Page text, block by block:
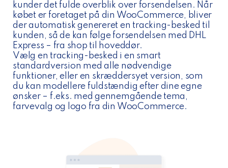
kunder det fulde overblik over forsendelsen. Når
købet er foretaget på din WooCommerce, bliver
der automatisk genereret en tracking-besked til
kunden, så de kan følge forsendelsen med DHL
Express – fra shop til hoveddør.
Vælg en tracking-besked i en smart
standardversion med alle nødvendige
funktioner, eller en skræddersyet version, som
du kan modellere fuldstændig efter dine egne
ønsker – f.eks. med gennemgående tema,
farvevalg og logo fra din WooCommerce.